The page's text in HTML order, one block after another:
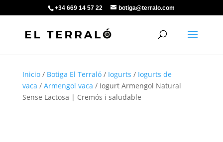
+34 669 14 57 22 botiga@terralo.com
Inicio/ Botiga El Terraló/ Iogurts / Iogurts de
vaca / Armengol vaca / Iogurt Armengol Natural
Sense Lactosa | Cremós i saludable